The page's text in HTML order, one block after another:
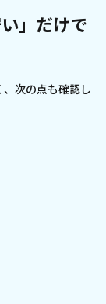
」だけで
次の点も確認し